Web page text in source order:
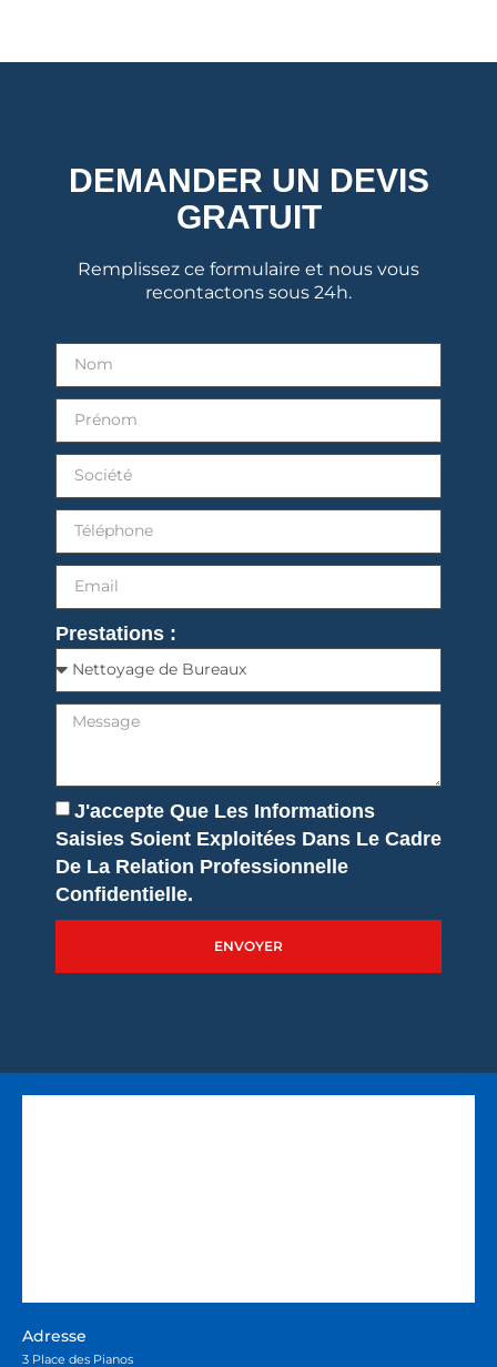
DEMANDER UN DEVIS
GRATUIT
Remplissez ce formulaire et nous vous
recontactons sous 24h.
Prestations :
J'accepte Que Les Informations
Saisies Soient Exploitées Dans Le Cadre
De La Relation Professionnelle
Confidentielle.
ENVOYER
Adresse
3 Place des Pianos